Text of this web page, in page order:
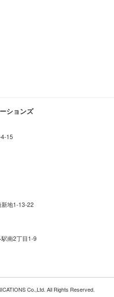
ションズ
15
地1-13-22
南2丁目1-9
Co.,Ltd. All Rights Reserved.